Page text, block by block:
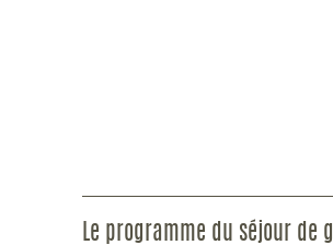
Le programme du séjour de